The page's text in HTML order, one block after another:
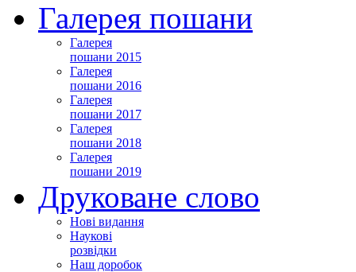
Галерея пошани
Галерея
пошани 2015
Галерея
пошани 2016
Галерея
пошани 2017
Галерея
пошани 2018
Галерея
пошани 2019
Друковане слово
Нові видання
Наукові
розвідки
Наш доробок